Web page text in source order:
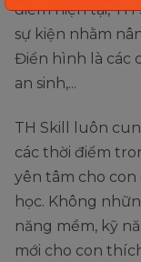
điểm hiện tại,
sự kiện nhằm
Điển hình là các
an sinh,...
TH Skill luôn
các thời điểm
yên tâm cho
học. Không
năng mềm, kỹ
mới cho con